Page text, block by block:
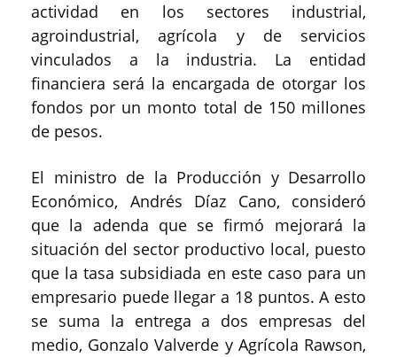
actividad en los sectores industrial,
agroindustrial, agrícola y de servicios
vinculados a la industria. La entidad
financiera será la encargada de otorgar los
fondos por un monto total de 150 millones
de pesos.
El ministro de la Producción y Desarrollo
Económico, Andrés Díaz Cano, consideró
que la adenda que se firmó mejorará la
situación del sector productivo local, puesto
que la tasa subsidiada en este caso para un
empresario puede llegar a 18 puntos. A esto
se suma la entrega a dos empresas del
medio, Gonzalo Valverde y Agrícola Rawson,